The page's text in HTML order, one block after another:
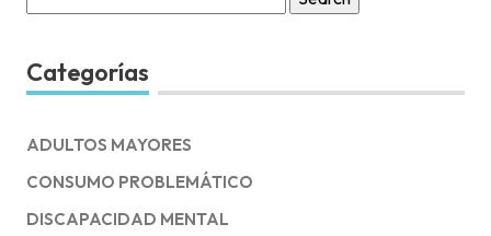
for:
Categorías
ADULTOS MAYORES
CONSUMO PROBLEMÁTICO
DISCAPACIDAD MENTAL